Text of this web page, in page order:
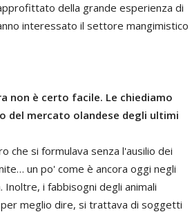
della grande esperienza di
interessato il settore mangimistico
non è certo facile. Le chiediamo
del mercato olandese degli ultimi
che si formulava senza l'ausilio dei
un po' come è ancora oggi negli
i fabbisogni degli animali
meglio dire, si trattava di soggetti